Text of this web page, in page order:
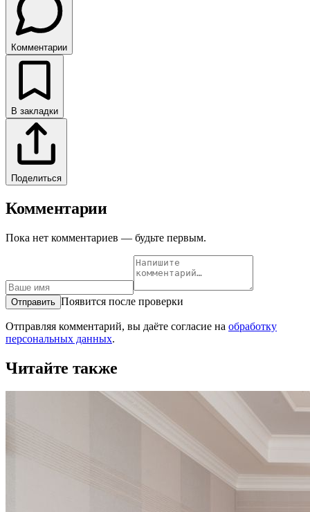
Комментарии
В закладки
Поделиться
Комментарии
Пока нет комментариев — будьте первым.
Отправить Появится после проверки
Отправляя комментарий, вы даёте согласие на обработку
персональных данных.
Читайте также